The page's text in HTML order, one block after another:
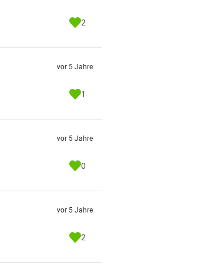
2
vor 5 Jahre
1
vor 5 Jahre
0
vor 5 Jahre
2